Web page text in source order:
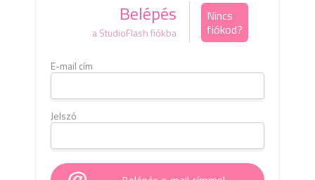
Belépés
a StudioFlash fiókba
Nincs
fiókod?
E-mail cím
Jelszó